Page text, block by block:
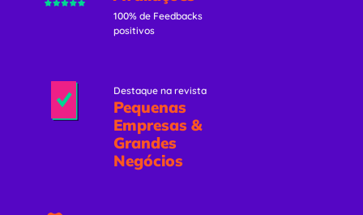
100% de Feedbacks
positivos
Destaque na revista
Pequenas
Empresas &
Grandes
Negócios